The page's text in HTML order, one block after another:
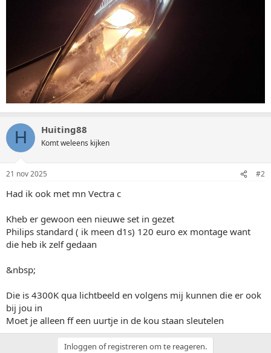
H Huiting88
Komt weleens kijken
21 nov 2025 #2
Had ik ook met mn Vectra c
Kheb er gewoon een nieuwe set in gezet
Philips standard ( ik meen d1s) 120 euro ex montage want
die heb ik zelf gedaan
&nbsp;
Die is 4300K qua lichtbeeld en volgens mij kunnen die er ook
bij jou in
Moet je alleen ff een uurtje in de kou staan sleutelen
Inloggen of registreren om te reageren.